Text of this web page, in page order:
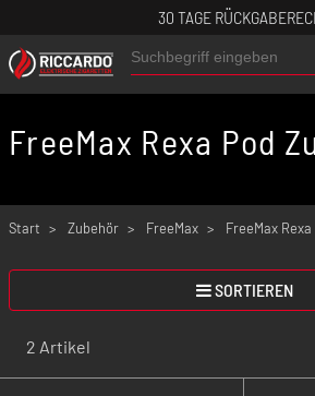
30 TAGE
FreeMax Rexa Pod
Start Zubehör FreeMax FreeMax
SORTIEREN
2 Artikel